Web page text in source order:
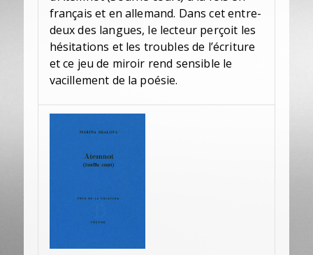
français et en allemand. Dans cet entre-
deux des langues, le lecteur perçoit les
hésitations et les troubles de l’écriture
et ce jeu de miroir rend sensible le
vacillement de la poésie.